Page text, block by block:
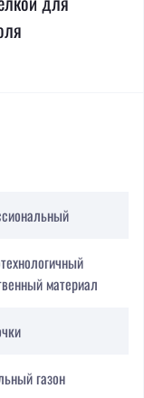
материал
газон